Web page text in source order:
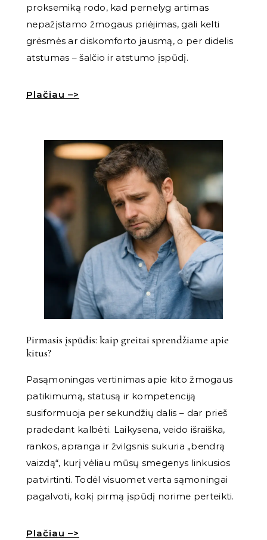
proksemiką rodo, kad pernelyg artimas
nepažįstamo žmogaus priėjimas, gali kelti
grėsmės ar diskomforto jausmą, o per didelis
atstumas – šalčio ir atstumo įspūdį.
Plačiau –>
Pirmasis įspūdis: kaip greitai sprendžiame apie
kitus?
Pasąmoningas vertinimas apie kito žmogaus
patikimumą, statusą ir kompetenciją
susiformuoja per sekundžių dalis – dar prieš
pradedant kalbėti. Laikysena, veido išraiška,
rankos, apranga ir žvilgsnis sukuria „bendrą
vaizdą“, kurį vėliau mūsų smegenys linkusios
patvirtinti. Todėl visuomet verta sąmoningai
pagalvoti, kokį pirmą įspūdį norime perteikti.
Plačiau –>